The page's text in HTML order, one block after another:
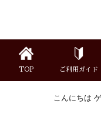
TOP ご利用ガイド
こんにちは